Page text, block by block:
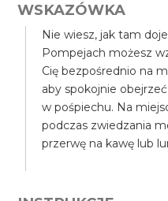
WSKAZÓWKA
Nie wiesz, jak tam
Pompejach możesz
Cię bezpośrednio na
aby spokojnie
w pośpiechu. Na
podczas zwiedzania
przerwę na kawę lub